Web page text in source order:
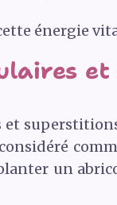
énergie
et
un